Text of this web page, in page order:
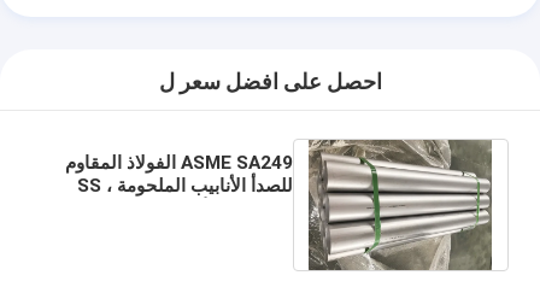
احصل على افضل سعر ل
ASME SA249 الفولاذ المقاوم
للصدأ الأنابيب الملحومة ، SS